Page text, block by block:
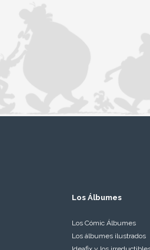
Los Álbumes
Los Cómic Álbumes
Los álbumes ilustrados